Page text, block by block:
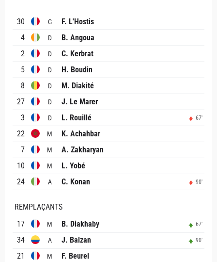
30 G
F. L'Hostis
4
D
B. Angoua
2
D
C. Kerbrat
5
D
H. Boudin
8
D
M. Diakité
27
D
J. Le Marer
3
D L. Rouillé 67'
22 M
K. Achahbar
7
M
A. Zakharyan
10
M
L. Yobé
24
A C. Konan 90'
REMPLAÇANTS
17
M B. Diakhaby 67'
34 A J. Balzan 90'
21 M
F. Beurel